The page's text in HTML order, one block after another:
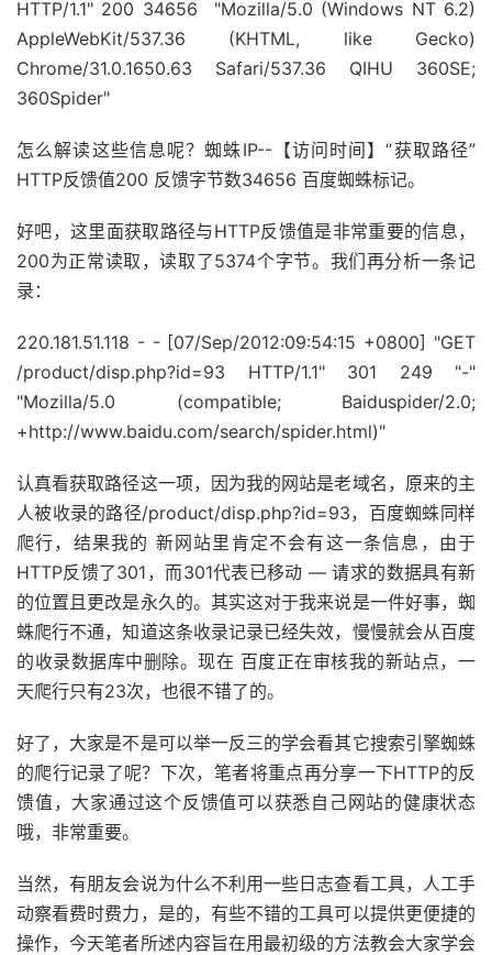
HTTP/1.1" 200 34656 "Mozilla/5.0 (Windows NT 6.2)
AppleWebKit/537.36 (KHTML, like Gecko)
Chrome/31.0.1650.63 Safari/537.36 QIHU 360SE;
360Spider"
怎么解读这些信息呢？蜘蛛IP--【访问时间】“获取路径”
HTTP反馈值200 反馈字节数34656 百度蜘蛛标记。
好吧，这里面获取路径与HTTP反馈值是非常重要的信息，
200为正常读取，读取了5374个字节。我们再分析一条记
录：
220.181.51.118 - - [07/Sep/2012:09:54:15 +0800] "GET
/product/disp.php?id=93 HTTP/1.1" 301 249 "-"
"Mozilla/5.0 (compatible; Baiduspider/2.0;
+http://www.baidu.com/search/spider.html)"
认真看获取路径这一项，因为我的网站是老域名，原来的主
人被收录的路径/product/disp.php?id=93，百度蜘蛛同样
爬行，结果我的 新网站里肯定不会有这一条信息，由于
HTTP反馈了301，而301代表已移动 — 请求的数据具有新
的位置且更改是永久的。其实这对于我来说是一件好事，蜘
蛛爬行不通，知道这条收录记录已经失效，慢慢就会从百度
的收录数据库中删除。现在 百度正在审核我的新站点，一
天爬行只有23次，也很不错了的。
好了，大家是不是可以举一反三的学会看其它搜索引擎蜘蛛
的爬行记录了呢？下次，笔者将重点再分享一下HTTP的反
馈值，大家通过这个反馈值可以获悉自己网站的健康状态
哦，非常重要。
当然，有朋友会说为什么不利用一些日志查看工具，人工手
动察看费时费力，是的，有些不错的工具可以提供更便捷的
操作，今天笔者所述内容旨在用最初级的方法教会大家学会